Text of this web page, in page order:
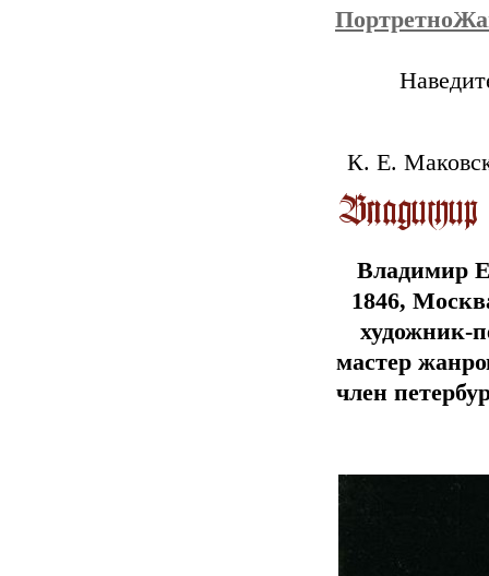
К. Е.
Владимир
1846,
художник-
мастер
член